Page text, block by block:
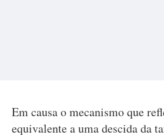
Em causa o mecanismo que
equivalente a uma descida da